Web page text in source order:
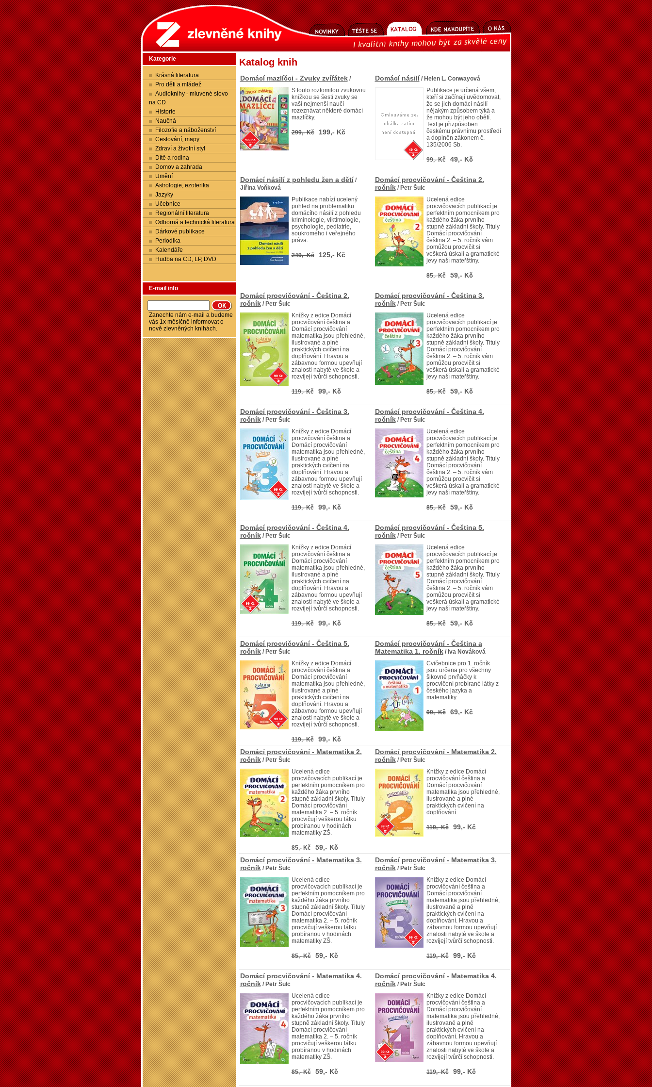
Kategorie
Krásná literatura
Pro děti a mládež
Audioknihy - mluvené slovo
na CD
Historie
Naučná
Filozofie a náboženství
Cestování, mapy
Zdraví a životní styl
Dítě a rodina
Domov a zahrada
Umění
Astrologie, ezoterika
Jazyky
Učebnice
Regionální literatura
Odborná a technická literatura
Dárkové publikace
Periodika
Kalendáře
Hudba na CD, LP, DVD
E-mail info
Zanechte nám e-mail a budeme
vás 1x měsíčně informovat o
nově zlevněných knihách.
Katalog knih
Domácí mazlíčci - Zvuky zvířátek/
S touto roztomilou zvukovou
knížkou se šesti zvuky se
vaši nejmenší naučí
rozeznávat některé domácí
mazlíčky.
299,- Kč 199,- Kč
Domácí násilí / Helen L. Conwayová
Publikace je určená všem,
kteří si začínají uvědomovat,
že se jich domácí násilí
nějakým způsobem týká a
že mohou být jeho obětí.
Text je přizpůsoben
českému právnímu prostředí
a doplněn zákonem č.
135/2006 Sb.
99,- Kč 49,- Kč
Domácí násilí z pohledu žen a dětí /
Jiřina Voňková
Publikace nabízí ucelený
pohled na problematiku
domácího násilí z pohledu
kriminologie, viktimologie,
psychologie, pediatrie,
soukromého i veřejného
práva.
249,- Kč 125,- Kč
Domácí procvičování - Čeština 2.
ročník/ Petr Šulc
Ucelená edice
procvičovacích publikací je
perfektním pomocníkem pro
každého žáka prvního
stupně základní školy. Tituly
Domácí procvičování
čeština 2. – 5. ročník vám
pomůžou procvičit si
veškerá úskalí a gramatické
jevy naší mateřštiny.
85,- Kč 59,- Kč
Domácí procvičování - Čeština 2.
ročník/ Petr Šulc
Knížky z edice Domácí
procvičování čeština a
Domácí procvičování
matematika jsou přehledné,
ilustrované a plné
praktických cvičení na
doplňování. Hravou a
zábavnou formou upevňují
znalosti nabyté ve škole a
rozvíjejí tvůrčí schopnosti.
119,- Kč 99,- Kč
Domácí procvičování - Čeština 3.
ročník/ Petr Šulc
Ucelená edice
procvičovacích publikací je
perfektním pomocníkem pro
každého žáka prvního
stupně základní školy. Tituly
Domácí procvičování
čeština 2. – 5. ročník vám
pomůžou procvičit si
veškerá úskalí a gramatické
jevy naší mateřštiny.
85,- Kč 59,- Kč
Domácí procvičování - Čeština 3.
ročník/ Petr Šulc
Knížky z edice Domácí
procvičování čeština a
Domácí procvičování
matematika jsou přehledné,
ilustrované a plné
praktických cvičení na
doplňování. Hravou a
zábavnou formou upevňují
znalosti nabyté ve škole a
rozvíjejí tvůrčí schopnosti.
119,- Kč 99,- Kč
Domácí procvičování - Čeština 4.
ročník/ Petr Šulc
Ucelená edice
procvičovacích publikací je
perfektním pomocníkem pro
každého žáka prvního
stupně základní školy. Tituly
Domácí procvičování
čeština 2. – 5. ročník vám
pomůžou procvičit si
veškerá úskalí a gramatické
jevy naší mateřštiny.
85,- Kč 59,- Kč
Domácí procvičování - Čeština 4.
ročník/ Petr Šulc
Knížky z edice Domácí
procvičování čeština a
Domácí procvičování
matematika jsou přehledné,
ilustrované a plné
praktických cvičení na
doplňování. Hravou a
zábavnou formou upevňují
znalosti nabyté ve škole a
rozvíjejí tvůrčí schopnosti.
119,- Kč 99,- Kč
Domácí procvičování - Čeština 5.
ročník/ Petr Šulc
Ucelená edice
procvičovacích publikací je
perfektním pomocníkem pro
každého žáka prvního
stupně základní školy. Tituly
Domácí procvičování
čeština 2. – 5. ročník vám
pomůžou procvičit si
veškerá úskalí a gramatické
jevy naší mateřštiny.
85,- Kč 59,- Kč
Domácí procvičování - Čeština 5.
ročník/ Petr Šulc
Knížky z edice Domácí
procvičování čeština a
Domácí procvičování
matematika jsou přehledné,
ilustrované a plné
praktických cvičení na
doplňování. Hravou a
zábavnou formou upevňují
znalosti nabyté ve škole a
rozvíjejí tvůrčí schopnosti.
119,- Kč 99,- Kč
Domácí procvičování - Čeština a
Matematika 1. ročník/ Iva Nováková
Cvičebnice pro 1. ročník
jsou určena pro všechny
šikovné prvňáčky k
procvičení probírané látky z
českého jazyka a
matematiky.
99,- Kč 69,- Kč
Domácí procvičování - Matematika 2.
ročník/ Petr Šulc
Ucelená edice
procvičovacích publikací je
perfektním pomocníkem pro
každého žáka prvního
stupně základní školy. Tituly
Domácí procvičování
matematika 2. – 5. ročník
procvičují veškerou látku
probíranou v hodinách
matematiky ZŠ.
85,- Kč 59,- Kč
Domácí procvičování - Matematika 2.
ročník/ Petr Šulc
Knížky z edice Domácí
procvičování čeština a
Domácí procvičování
matematika jsou přehledné,
ilustrované a plné
praktických cvičení na
doplňování.
119,- Kč 99,- Kč
Domácí procvičování - Matematika 3.
ročník/ Petr Šulc
Ucelená edice
procvičovacích publikací je
perfektním pomocníkem pro
každého žáka prvního
stupně základní školy. Tituly
Domácí procvičování
matematika 2. – 5. ročník
procvičují veškerou látku
probíranou v hodinách
matematiky ZŠ.
85,- Kč 59,- Kč
Domácí procvičování - Matematika 3.
ročník/ Petr Šulc
Knížky z edice Domácí
procvičování čeština a
Domácí procvičování
matematika jsou přehledné,
ilustrované a plné
praktických cvičení na
doplňování. Hravou a
zábavnou formou upevňují
znalosti nabyté ve škole a
rozvíjejí tvůrčí schopnosti.
119,- Kč 99,- Kč
Domácí procvičování - Matematika 4.
ročník/ Petr Šulc
Ucelená edice
procvičovacích publikací je
perfektním pomocníkem pro
každého žáka prvního
stupně základní školy. Tituly
Domácí procvičování
matematika 2. – 5. ročník
procvičují veškerou látku
probíranou v hodinách
matematiky ZŠ.
85,- Kč 59,- Kč
Domácí procvičování - Matematika 4.
ročník/ Petr Šulc
Knížky z edice Domácí
procvičování čeština a
Domácí procvičování
matematika jsou přehledné,
ilustrované a plné
praktických cvičení na
doplňování. Hravou a
zábavnou formou upevňují
znalosti nabyté ve škole a
rozvíjejí tvůrčí schopnosti.
119,- Kč 99,- Kč